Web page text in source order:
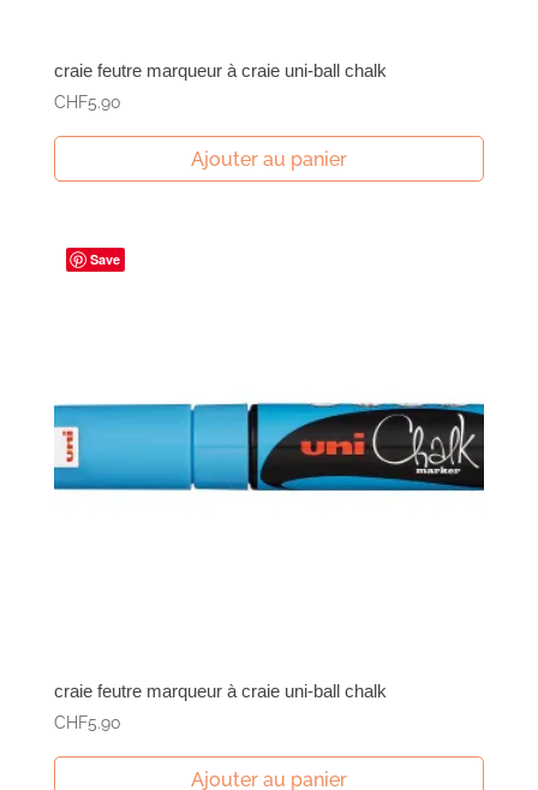
craie feutre marqueur à craie uni-ball chalk
CHF5.90
Ajouter au panier
Save
craie feutre marqueur à craie uni-ball chalk
CHF5.90
Ajouter au panier